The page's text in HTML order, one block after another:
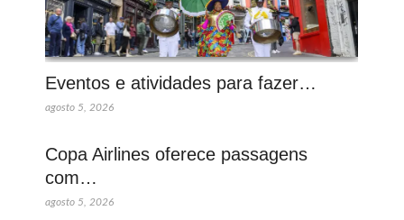
Eventos e atividades para fazer…
agosto 5, 2026
Copa Airlines oferece passagens
com…
agosto 5, 2026